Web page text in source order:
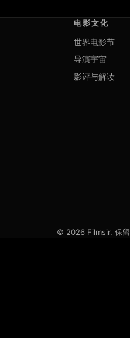
电影文化
世界电影节
导演宇宙
影评与解读
© 2026 Filmsir. 保留